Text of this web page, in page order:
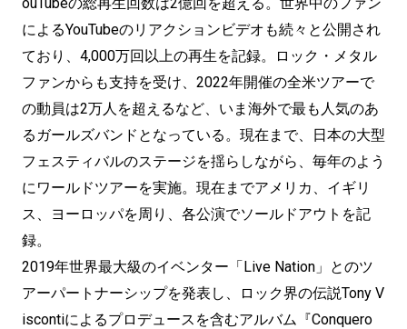
によるYouTubeのリアクションビデオも続々と公開され
ており、4,000万回以上の再生を記録。ロック・メタル
ファンからも支持を受け、2022年開催の全米ツアーで
の動員は2万人を超えるなど、いま海外で最も人気のあ
るガールズバンドとなっている。現在まで、日本の大型
フェスティバルのステージを揺らしながら、毎年のよう
にワールドツアーを実施。現在までアメリカ、イギリ
ス、ヨーロッパを周り、各公演でソールドアウトを記
録。
2019年世界最大級のイベンター「Live Nation」とのツ
アーパートナーシップを発表し、ロック界の伝説Tony V
iscontiによるプロデュースを含むアルバム『Conquero